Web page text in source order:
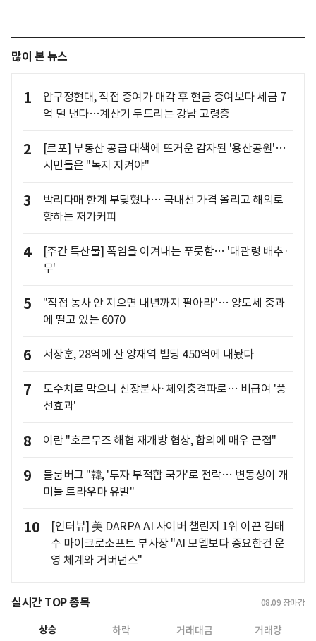
많이 본 뉴스
1
압구정현대, 직접 증여가 매각 후 현금 증여보다 세금 7
억 덜 낸다…계산기 두드리는 강남 고령층
2
[르포] 부동산 공급 대책에 뜨거운 감자된 '용산공원'…
시민들은 "녹지 지켜야"
3
박리다매 한계 부딪혔나… 국내선 가격 올리고 해외로
향하는 저가커피
4
[주간 특산물] 폭염을 이겨내는 푸릇함… '대관령 배추·
무'
5
"직접 농사 안 지으면 내년까지 팔아라"… 양도세 중과
에 떨고 있는 6070
6 서장훈, 28억에 산 양재역 빌딩 450억에 내놨다
7
도수치료 막으니 신장분사·체외충격파로… 비급여 '풍
선효과'
8 이란 "호르무즈 해협 재개방 협상, 합의에 매우 근접"
9
블룸버그 "韓, '투자 부적합 국가'로 전락… 변동성이 개
미들 트라우마 유발"
10
[인터뷰] 美 DARPA AI 사이버 챌린지 1위 이끈 김태
수 마이크로소프트 부사장 "AI 모델보다 중요한건 운
영 체계와 거버넌스"
실시간 TOP 종목 08.09 장마감
상승 하락 거래대금 거래량